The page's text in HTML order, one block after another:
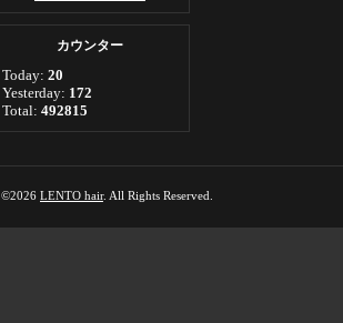
カウンター
Today: 20
Yesterday: 172
Total: 492815
©2026 LENTO hair. All Rights Reserved.